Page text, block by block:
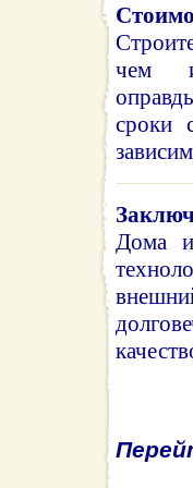
чем
сроки
Дома